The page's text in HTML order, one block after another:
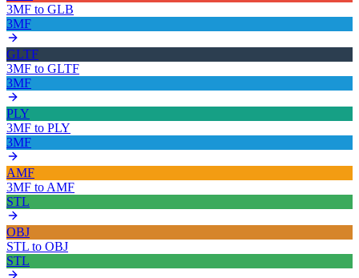
3MF to GLB
3MF
GLTF
3MF to GLTF
3MF
PLY
3MF to PLY
3MF
AMF
3MF to AMF
STL
OBJ
STL to OBJ
STL